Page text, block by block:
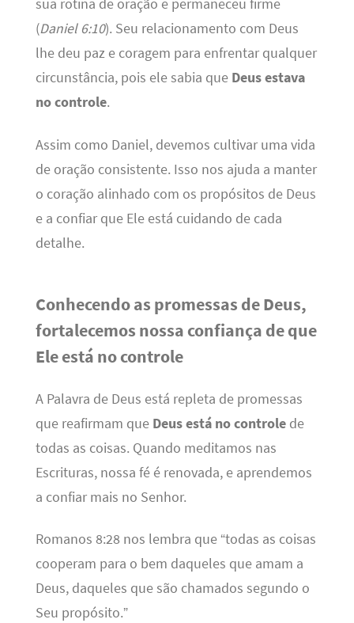
sua rotina de oração e permaneceu firme
(Daniel 6:10). Seu relacionamento com Deus
lhe deu paz e coragem para enfrentar qualquer
circunstância, pois ele sabia que Deus estava
no controle.
Assim como Daniel, devemos cultivar uma vida
de oração consistente. Isso nos ajuda a manter
o coração alinhado com os propósitos de Deus
e a confiar que Ele está cuidando de cada
detalhe.
Conhecendo as promessas de Deus,
fortalecemos nossa confiança de que
Ele está no controle
A Palavra de Deus está repleta de promessas
que reafirmam que Deus está no controlede
todas as coisas. Quando meditamos nas
Escrituras, nossa fé é renovada, e aprendemos
a confiar mais no Senhor.
Romanos 8:28 nos lembra que “todas as coisas
cooperam para o bem daqueles que amam a
Deus, daqueles que são chamados segundo o
Seu propósito.”